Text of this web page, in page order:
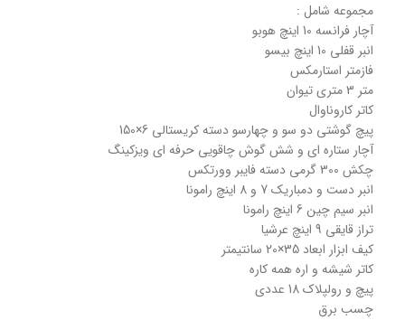
مجموعه شامل :
آچار فرانسه 10 اینچ هوبو
انبر قفلی 10 اینچ بیسو
فازمتر استارمکس
متر 3 متری تیوان
کاتر کاروناوال
پیچ گوشتی دو سو و چهارسو دسته کریستالی 6×150
آچار ستاره ای و شش گوش چاقویی حرفه ای ویزکینگ
چکش 300 گرمی دسته فایبر وورتکس
انبر دست و دمباریک 7 و 8 اینچ رامونا
انبر سیم چین 6 اینچ رامونا
تراز قایقی 9 اینچ عرشیا
کیف ابزار ابعاد 35×20 سانتیمتر
کاتر شیشه و اره همه کاره
پیچ و رولپلاک 18 عددی
چسب برق